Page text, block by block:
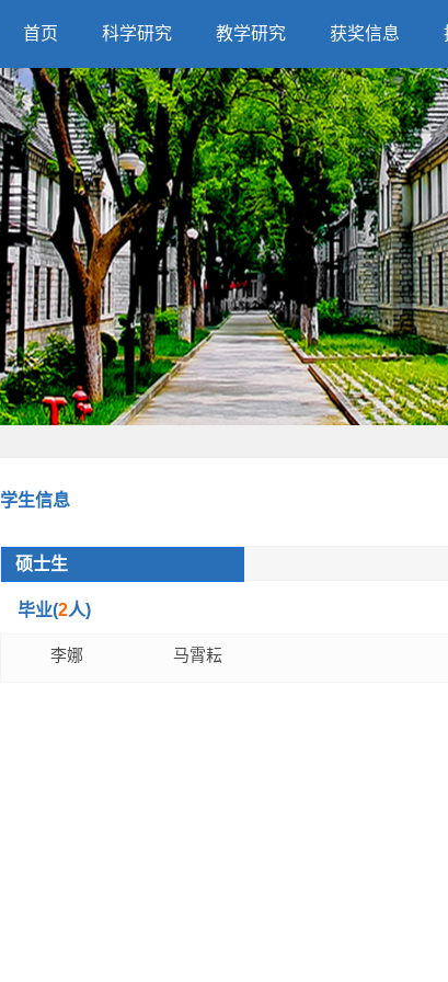
首页 科学研究 教学研究 获奖信息
学生信息
硕士生
毕业(2人)
李娜 马霄耘